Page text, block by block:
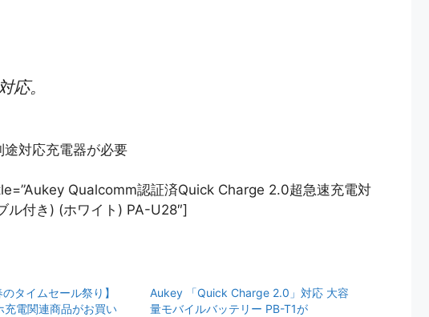
。
対応充電器が必要
Qualcomm認証済Quick Charge 2.0超急速充電対
ル付き) (ホワイト) PA-U28″]
のタイムセール祭り】
充電関連商品がお買い
Aukey 「Quick Charge 2.0」対応 大容
量モバイルバッテリー PB-T1が